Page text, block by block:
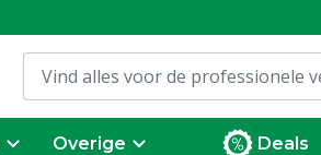
Overige Deals